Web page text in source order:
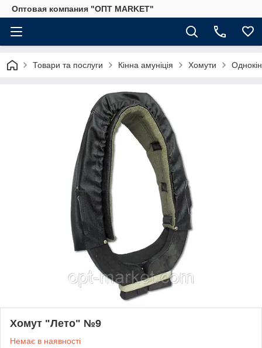
Оптовая компания "ОПТ MARKET"
Товари та послуги Кінна амуніція Хомути
Хомут "Лето" №9
Немає в наявності